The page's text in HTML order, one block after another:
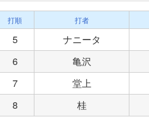
打順 打者
5 ナニータ
6 亀沢
7 堂上
8 桂